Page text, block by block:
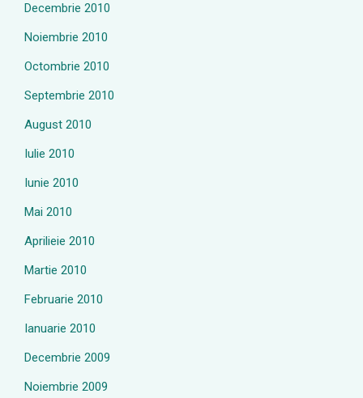
Decembrie 2010
Noiembrie 2010
Octombrie 2010
Septembrie 2010
August 2010
Iulie 2010
Iunie 2010
Mai 2010
Aprilieie 2010
Martie 2010
Februarie 2010
Ianuarie 2010
Decembrie 2009
Noiembrie 2009